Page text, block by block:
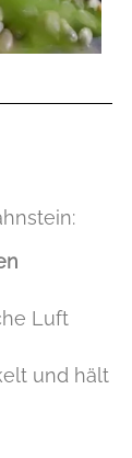
Luft
und hält